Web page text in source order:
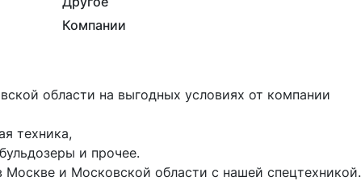
Компании
техника,
и прочее.
Москве и Московской области с нашей спецтехникой.